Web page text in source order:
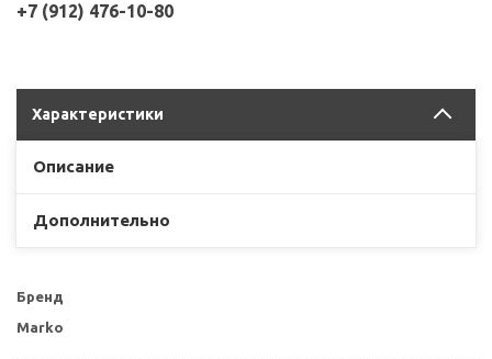
+7 (912) 476-10-80
Характеристики
Описание
Дополнительно
Бренд
Marko